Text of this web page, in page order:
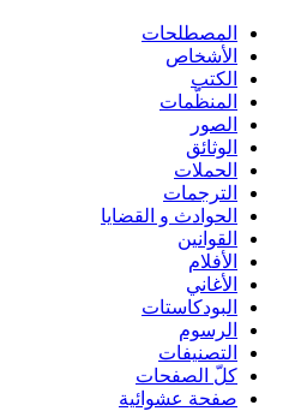
المصطلحات
الأشخاص
الكتب
المنظّمات
الصور
الوثائق
الحملات
الترجمات
الحوادث و القضايا
القوانين
الأفلام
الأغاني
البودكاستات
الرسوم
التصنيفات
كلّ الصفحات
صفحة عشوائية